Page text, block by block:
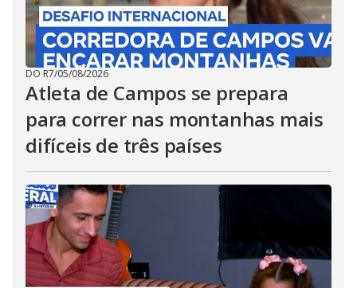
DO R7/05/08/2026
Atleta de Campos se prepara
para correr nas montanhas mais
difíceis de três países